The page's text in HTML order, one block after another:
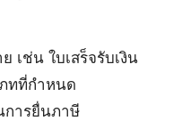
เช่น ใบเสร็จรับเงิน
ทที่กำหนด
การยื่นภาษี